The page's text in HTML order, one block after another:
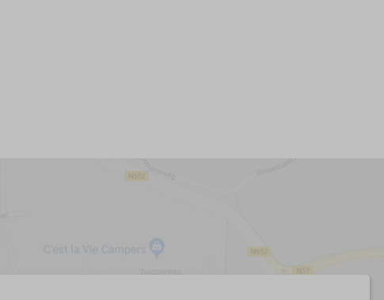
Kleiderschrank: Abstellschrank
Zentralheizung